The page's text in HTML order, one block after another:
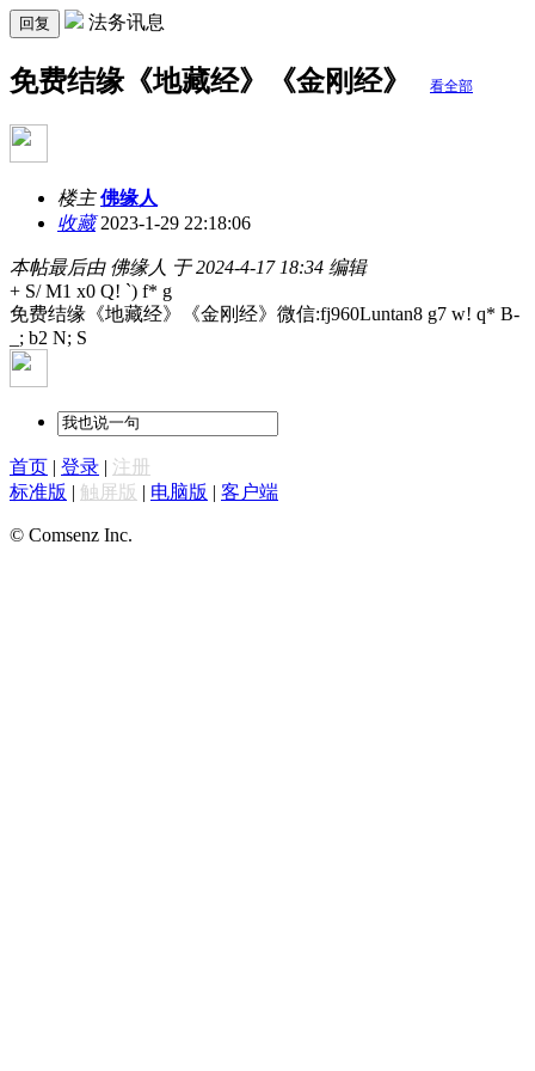
回复 法务讯息
免费结缘《地藏经》《金刚经》 看全部
楼主 佛缘人
收藏2023-1-29 22:18:06
本帖最后由 佛缘人 于 2024-4-17 18:34 编辑
+ S/ M1 x0 Q! `) f* g
免费结缘《地藏经》《金刚经》微信:fj960Luntan8 g7 w! q* B-
_; b2 N; S
首页 | 登录 | 注册
标准版 | 触屏版 | 电脑版 | 客户端
© Comsenz Inc.